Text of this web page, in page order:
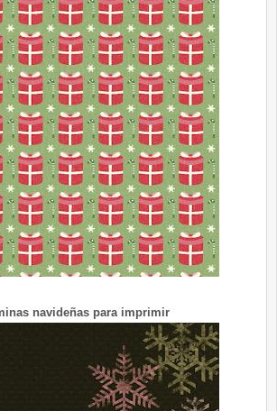
navideñas para imprimir